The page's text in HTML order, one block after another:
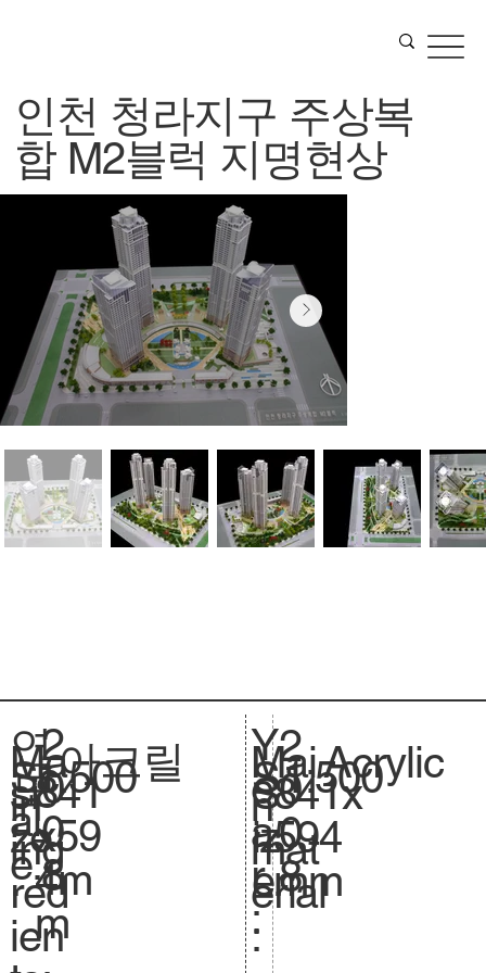
인천 청라지구 주상복
합 M2블럭 지명현상
연
도
:
2
0
0
8
Ma
in
ing
red
ien
Sc
al
e.
아크릴
1:500
si
ze
.
841
x59
4m
m
Y
e
a
r
:
Mai
n
mat
erial
:
S
.
S
iz
e.
2
0
0
8
1:500
841x
594
mm
Acrylic